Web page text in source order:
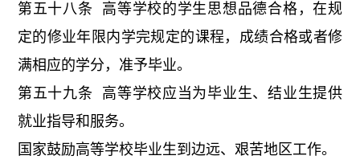
第五十八条 高等学校的学生思想品德合格，在规
定的修业年限内学完规定的课程，成绩合格或者修
满相应的学分，准予毕业。
第五十九条 高等学校应当为毕业生、结业生提供
就业指导和服务。
国家鼓励高等学校毕业生到边远、艰苦地区工作。